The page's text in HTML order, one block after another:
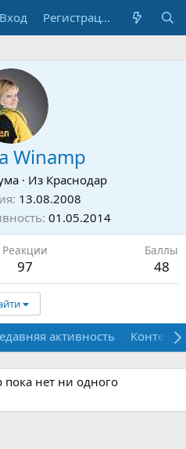
Вход Регистрация
Winamp
· Из Краснодар
13.08.2008
01.05.2014
Реакции
97
Баллы
48
активность Контент
нет ни одного